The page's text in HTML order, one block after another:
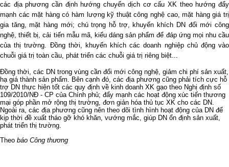
các địa phương cần định hướng chuyển dịch cơ cấu XK theo hướng đẩy
mạnh các mặt hàng có hàm lượng kỹ thuật công nghệ cao, mặt hàng giá trị
gia tăng, mặt hàng mới; chú trọng hỗ trợ, khuyến khích DN đổi mới công
nghệ, thiết bị, cải tiến mẫu mã, kiểu dáng sản phẩm để đáp ứng mọi nhu cầu
của thị trường. Đồng thời, khuyến khích các doanh nghiệp chủ động vào
chuỗi giá trị toàn cầu, phát triển các chuỗi giá trị riêng biệt...
Đồng thời, các DN trong vùng cần đổi mới công nghệ, giảm chi phí sản xuất,
hạ giá thành sản phẩm. Bên cạnh đó, các địa phương cũng phải tích cực hỗ
trợ DN thực hiện tốt các quy định về kinh doanh XK gạo theo Nghị định số
109/2010/NĐ - CP của Chính phủ; đẩy mạnh các hoạt động xúc tiến thương
mại góp phần mở rộng thị trường, đơn giản hóa thủ tục XK cho các DN.
Ngoài ra, các địa phương cũng nên theo dõi tình hình hoạt động của DN để
kịp thời đề xuất tháo gỡ khó khăn, vướng mắc, giúp DN ổn định sản xuất,
phát triển thị trường.
Theo báo Công thương